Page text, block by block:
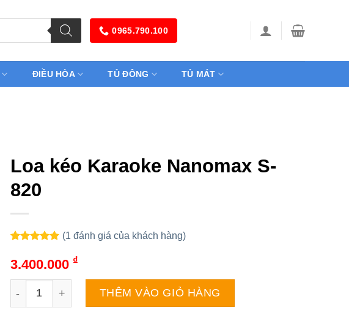
0965.790.100
ĐIỀU HÒA TỦ ĐÔNG TỦ MÁT
Loa kéo Karaoke Nanomax S-
820
dựa trên
đánh giá
(1 đánh giá của khách hàng)
3.400.000 ₫
Loa kéo Karaoke Nanomax S-820 số lượng
THÊM VÀO GIỎ HÀNG